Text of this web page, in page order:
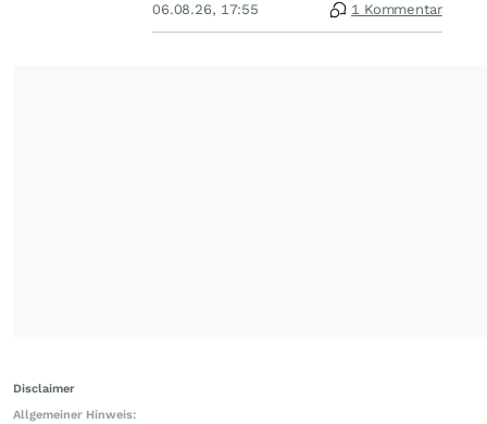
06.08.26, 17:55 1 Kommentar
Disclaimer
Allgemeiner Hinweis: